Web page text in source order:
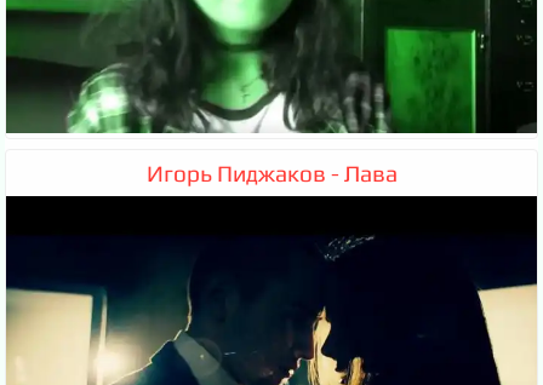
Игорь Пиджаков - Лава